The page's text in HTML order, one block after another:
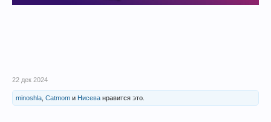
22 дек 2024
minoshla Catmom и Нисева нравится это.